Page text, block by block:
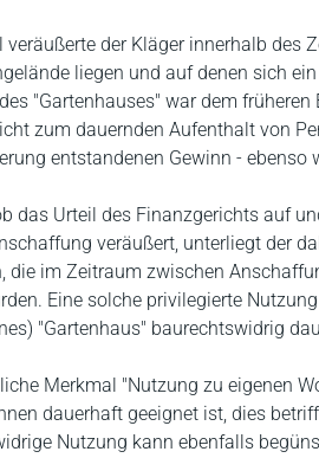
veräußerte der Kläger innerhalb des
liegen und auf denen sich
"Gartenhauses" war dem
zum dauernden Aufenthalt von
entstandenen Gewinn -
das Urteil des Finanzgerichts auf
veräußert, unterliegt der
die im Zeitraum zwischen
Eine solche privilegierte
"Gartenhaus" baurechtswidrig
Merkmal "Nutzung zu eigenen
dauerhaft geeignet ist, dies
Nutzung kann ebenfalls